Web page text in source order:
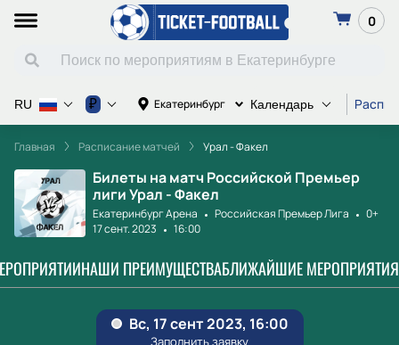
0
Екатеринбург Календарь
RU ₽
Главная Расписание матчей Урал - Факел
Билеты на матч Российской Премьер
лиги Урал - Факел
Екатеринбург Арена Российская Премьер Лига
0+
17 сент. 2023
16:00
НАШИ ПРЕИМУЩЕСТВАБЛИЖАЙШИЕ МЕРОПРИЯТИЯ